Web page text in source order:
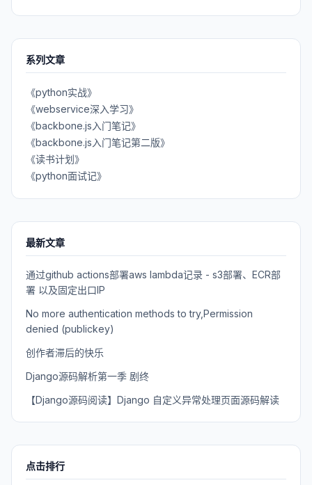
系列文章
《python实战》
《webservice深入学习》
《backbone.js入门笔记》
《backbone.js入门笔记第二版》
《读书计划》
《python面试记》
最新文章
通过github actions部署aws lambda记录 - s3部署、ECR部
署 以及固定出口IP
No more authentication methods to try,Permission
denied (publickey)
创作者滞后的快乐
Django源码解析第一季 剧终
【Django源码阅读】Django 自定义异常处理页面源码解读
点击排行